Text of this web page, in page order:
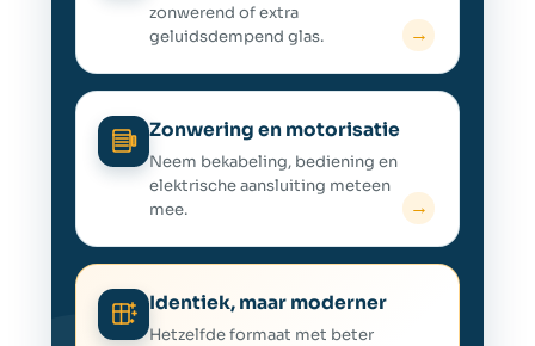
zonwerend of extra
geluidsdempend glas.
→
Zonwering en motorisatie
Neem bekabeling, bediening en
elektrische aansluiting meteen
mee.
→
Identiek, maar moderner
Hetzelfde formaat met beter